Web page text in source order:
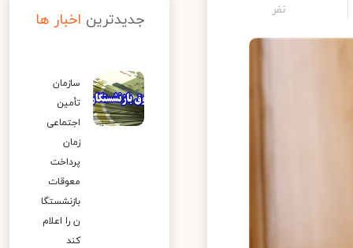
نفر
جدیدترین اخبار ها
سازمان
تأمین
اجتماعی
زمان
پرداخت
معوقات
بازنشستگا
ن را اعلام
کند